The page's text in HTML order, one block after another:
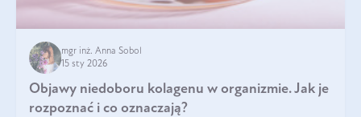
mgr inż. Anna Sobol
15 sty 2026
Objawy niedoboru kolagenu w organizmie. Jak je
rozpoznać i co oznaczają?